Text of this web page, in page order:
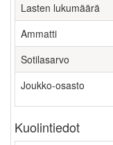
Lasten lukumäärä
Ammatti
Sotilasarvo
Joukko-osasto
Kuolintiedot